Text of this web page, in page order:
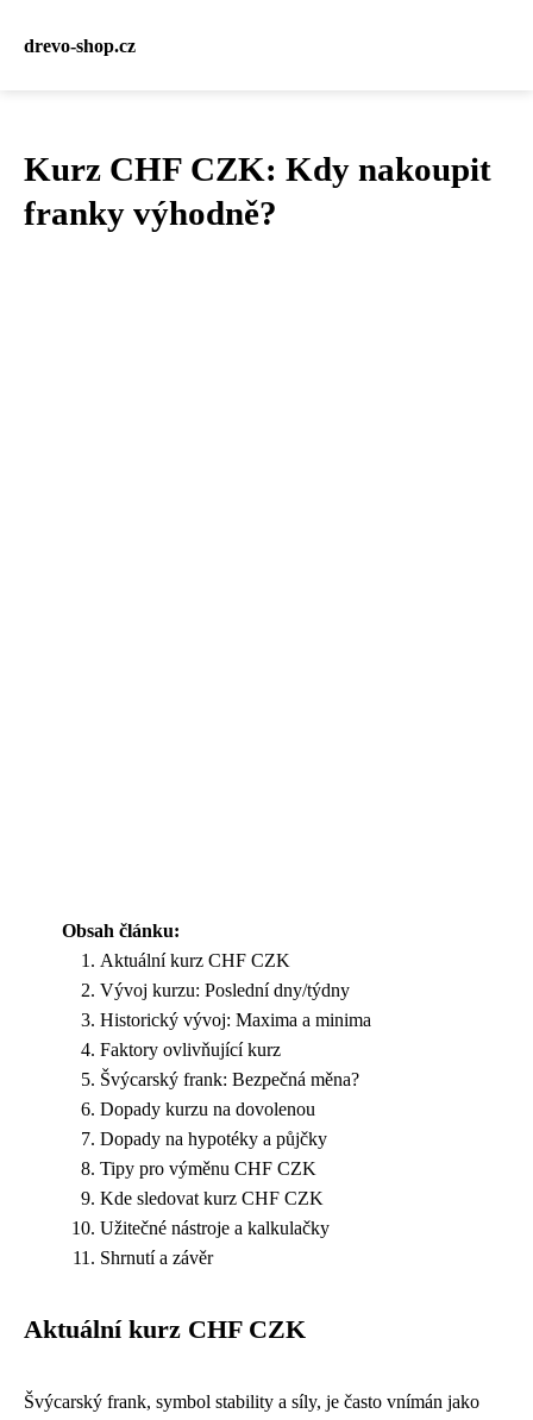
drevo-shop.cz
Kurz CHF CZK: Kdy nakoupit
franky výhodně?
Obsah článku:
Aktuální kurz CHF CZK
Vývoj kurzu: Poslední dny/týdny
Historický vývoj: Maxima a minima
Faktory ovlivňující kurz
Švýcarský frank: Bezpečná měna?
Dopady kurzu na dovolenou
Dopady na hypotéky a půjčky
Tipy pro výměnu CHF CZK
Kde sledovat kurz CHF CZK
Užitečné nástroje a kalkulačky
Shrnutí a závěr
Aktuální kurz CHF CZK
Švýcarský frank, symbol stability a síly, je často vnímán jako